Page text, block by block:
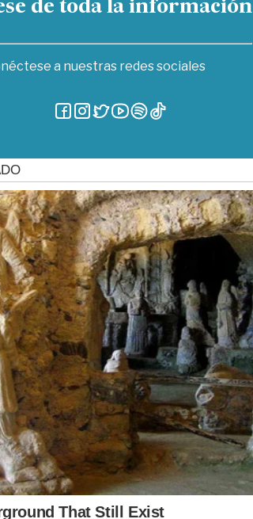
de toda la información
a nuestras redes sociales